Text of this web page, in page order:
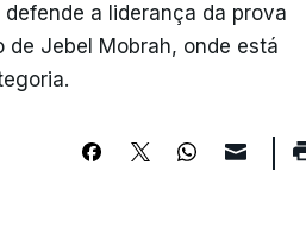
a liderança da prova
de Jebel Mobrah, onde está